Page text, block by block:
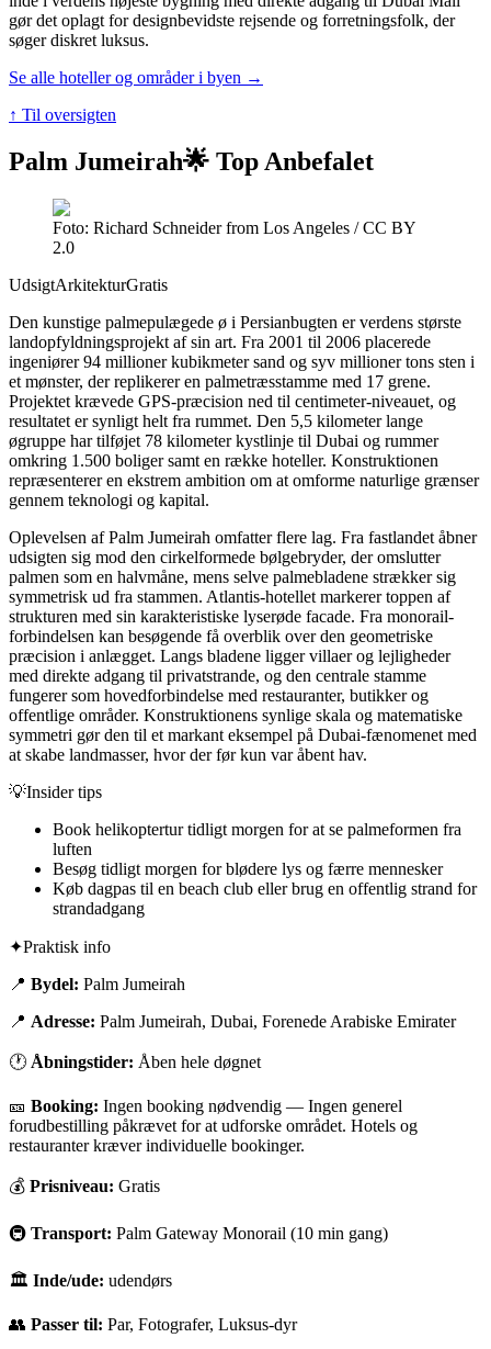
gør det oplagt for designbevidste rejsende og forretningsfolk, der
søger diskret luksus.
Se alle hoteller og områder i byen →
↑ Til oversigten
Palm Jumeirah🌟 Top Anbefalet
Foto: Richard Schneider from Los Angeles / CC BY
2.0
UdsigtArkitekturGratis
Den kunstige palmepulægede ø i Persianbugten er verdens største
landopfyldningsprojekt af sin art. Fra 2001 til 2006 placerede
ingeniører 94 millioner kubikmeter sand og syv millioner tons sten i
et mønster, der replikerer en palmetræsstamme med 17 grene.
Projektet krævede GPS-præcision ned til centimeter-niveauet, og
resultatet er synligt helt fra rummet. Den 5,5 kilometer lange
øgruppe har tilføjet 78 kilometer kystlinje til Dubai og rummer
omkring 1.500 boliger samt en række hoteller. Konstruktionen
repræsenterer en ekstrem ambition om at omforme naturlige grænser
gennem teknologi og kapital.
Oplevelsen af Palm Jumeirah omfatter flere lag. Fra fastlandet åbner
udsigten sig mod den cirkelformede bølgebryder, der omslutter
palmen som en halvmåne, mens selve palmebladene strækker sig
symmetrisk ud fra stammen. Atlantis-hotellet markerer toppen af
strukturen med sin karakteristiske lyserøde facade. Fra monorail-
forbindelsen kan besøgende få overblik over den geometriske
præcision i anlægget. Langs bladene ligger villaer og lejligheder
med direkte adgang til privatstrande, og den centrale stamme
fungerer som hovedforbindelse med restauranter, butikker og
offentlige områder. Konstruktionens synlige skala og matematiske
symmetri gør den til et markant eksempel på Dubai-fænomenet med
at skabe landmasser, hvor der før kun var åbent hav.
💡Insider tips
Book helikoptertur tidligt morgen for at se palmeformen fra
luften
Besøg tidligt morgen for blødere lys og færre mennesker
Køb dagpas til en beach club eller brug en offentlig strand for
strandadgang
✦Praktisk info
📍 Bydel: Palm Jumeirah
📍 Adresse: Palm Jumeirah, Dubai, Forenede Arabiske Emirater
🕐 Åbningstider: Åben hele døgnet
🎫 Booking: Ingen booking nødvendig — Ingen generel
forudbestilling påkrævet for at udforske området. Hotels og
restauranter kræver individuelle bookinger.
💰 Prisniveau: Gratis
🚇 Transport: Palm Gateway Monorail (10 min gang)
🏛 Inde/ude: udendørs
👥 Passer til: Par, Fotografer, Luksus-dyr